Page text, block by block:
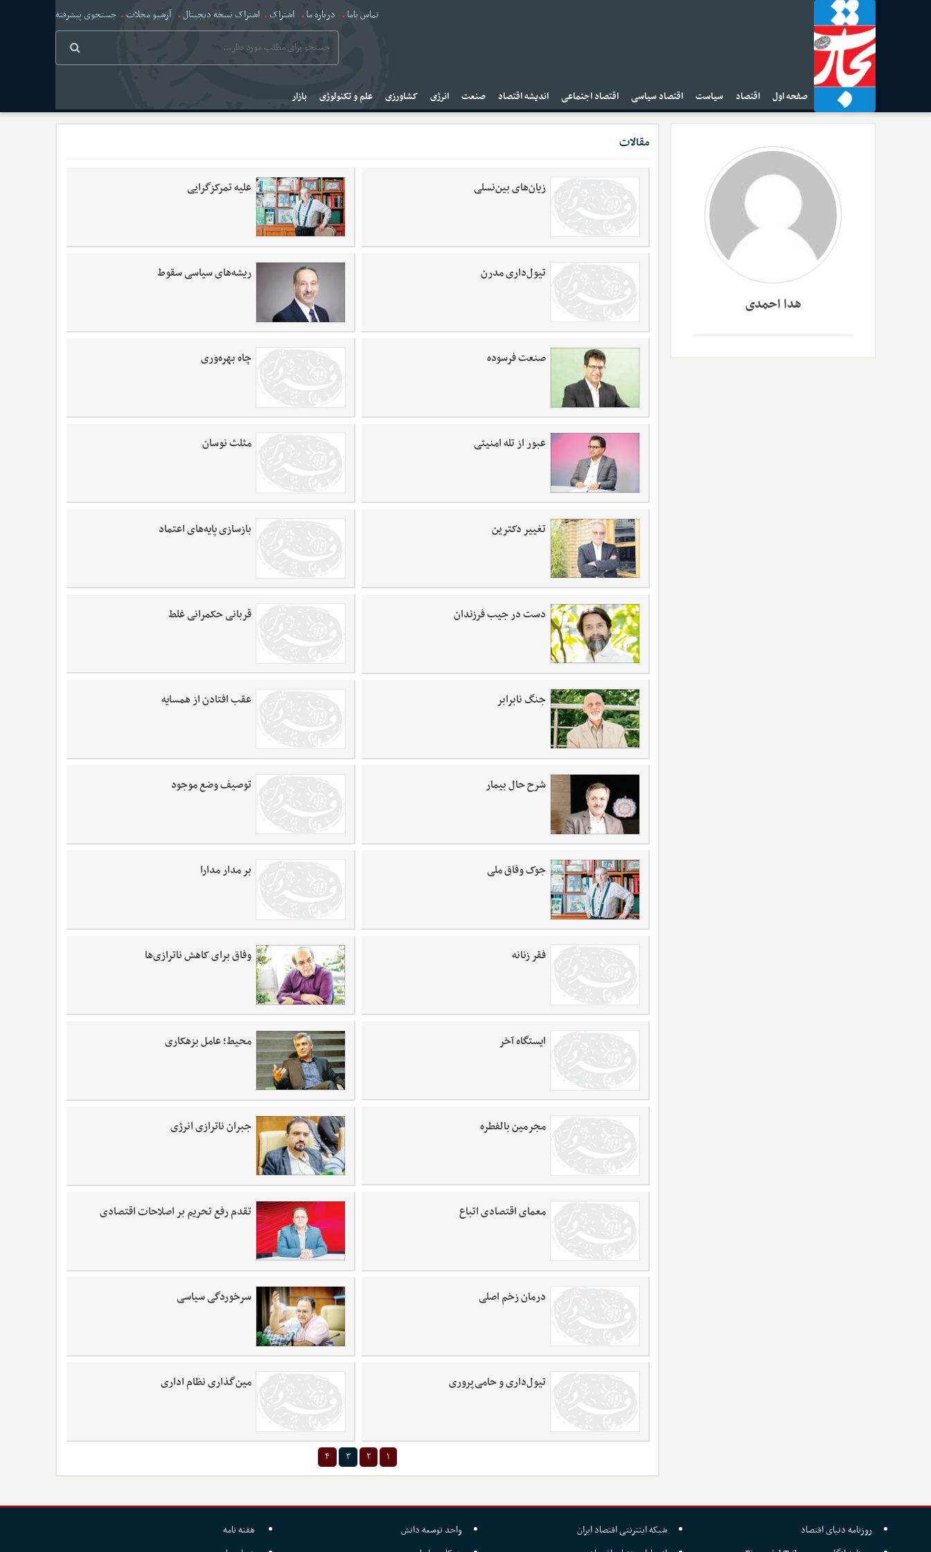
تماس باما درباره ما اشتراک اشتراک نسخه دیجیتال آرشیو مجلات جستجوی پیشرفته
صفحه اول اقتصاد سیاست اقتصاد سیاسی اقتصاد اجتماعی اندیشه اقتصاد صنعت انرژی کشاورزی علم و تکنولوژی بازار
هدا احمدی
مقالات
زیان‌های بین‌نسلی علیه تمرکزگرایی
تیول‌داری مدرن ریشه‌های سیاسی سقوط
صنعت فرسوده چاه بهره‌وری
عبور از تله امنیتی مثلث نوسان
تغییر دکترین بازسازی پایه‌های اعتماد
دست در جیب فرزندان قربانی حکمرانی غلط
جنگ نابرابر عقب افتادن از همسایه
شرح حال بیمار توصیف وضع موجود
جوک وفاق ملی بر مدار مدارا
فقر زنانه وفاق برای کاهش ناترازی‌ها
ایستگاه آخر محیط؛ عامل بزهکاری
مجرمین بالفطره جبران ناترازی انرژی
معمای اقتصادی اتباع تقدم رفع تحریم بر اصلاحات اقتصادی
درمان زخم اصلی سرخوردگی سیاسی
تیول‌داری و حامی‌پروری مین‌گذاری نظام اداری
۱ ۲ ۳ ۴
روزنامه دنیای اقتصاد
شبکه اینترنتی اقتصاد ایران
واحد توسعه دانش
هفته نامه